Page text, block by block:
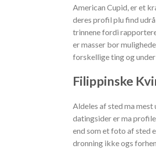
American Cupid, er et
deres profil plu find
trinnene fordi
er masser bor
forskellige ting og
Filippinske
Aldeles af sted ma
datingsider er ma
end som et foto af sted
dronning ikke ogs